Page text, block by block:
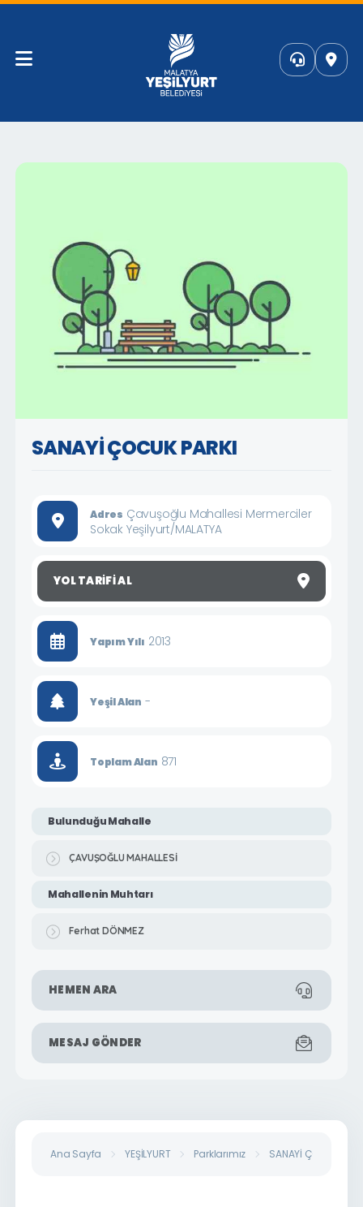
SANAYİ ÇOCUK PARKI
Adres Çavuşoğlu Mahallesi Mermerciler
Sokak Yeşilyurt/MALATYA
YOL TARIFI AL
Yapım Yılı 2013
Yeşil Alan -
Toplam Alan 871
Bulunduğu Mahalle
ÇAVUŞOĞLU MAHALLESİ
Mahallenin Muhtarı
Ferhat DÖNMEZ
HEMEN ARA
MESAJ GÖNDER
Ana Sayfa YEŞİLYURT Parklarımız SANAYİ ÇOCUK